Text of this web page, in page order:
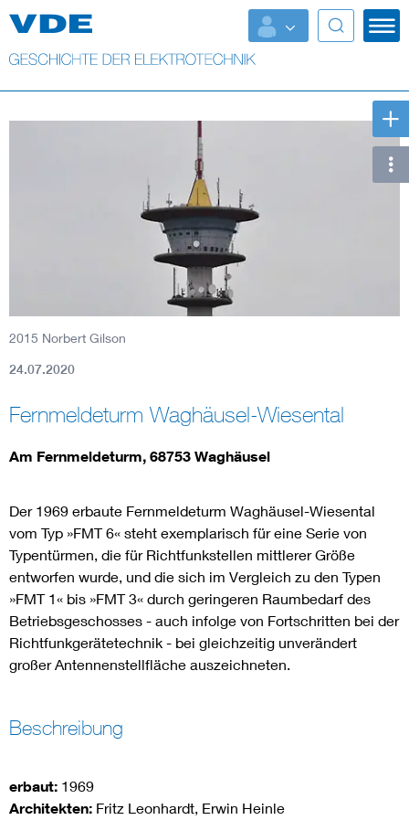
Top Themen
Weitere Themen
2015 Norbert Gilson
24.07.2020
Fernmeldeturm Waghäusel-Wiesental
Am Fernmeldeturm, 68753 Waghäusel
Der 1969 erbaute Fernmeldeturm Waghäusel-Wiesental
vom Typ »FMT 6« steht exemplarisch für eine Serie von
Typentürmen, die für Richtfunkstellen mittlerer Größe
entworfen wurde, und die sich im Vergleich zu den Typen
»FMT 1« bis »FMT 3« durch geringeren Raumbedarf des
Betriebsgeschosses - auch infolge von Fortschritten bei der
Richtfunkgerätetechnik - bei gleichzeitig unverändert
großer Antennenstellfläche auszeichneten.
Beschreibung
erbaut: 1969
Architekten: Fritz Leonhardt, Erwin Heinle